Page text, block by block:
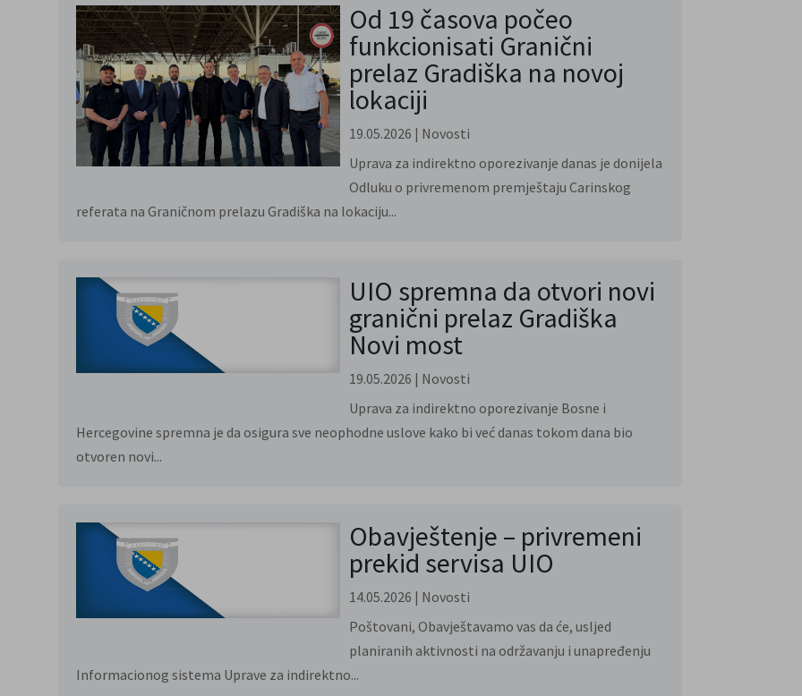
Od 19 časova počeo
funkcionisati Granični
prelaz Gradiška na novoj
lokaciji
19.05.2026 | Novosti
Uprava za indirektno oporezivanje danas je donijela
Odluku o privremenom premještaju Carinskog
referata na Graničnom prelazu Gradiška na lokaciju...
UIO spremna da otvori novi
granični prelaz Gradiška
Novi most
19.05.2026 | Novosti
Uprava za indirektno oporezivanje Bosne i
Hercegovine spremna je da osigura sve neophodne uslove kako bi već danas tokom dana bio
otvoren novi...
Obavještenje – privremeni
prekid servisa UIO
14.05.2026 | Novosti
Poštovani, Obavještavamo vas da će, usljed
planiranih aktivnosti na održavanju i unapređenju
Informacionog sistema Uprave za indirektno...